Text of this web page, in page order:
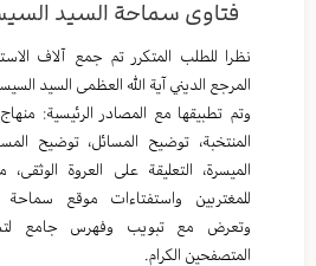
فتاوى سماحة السيد
نظرا للطلب المتكرر تم جمع آلاف
المرجع الديني آية الله العظمى السيد
وتم تطبيقها مع المصادر الرئيسية:
المنتخبة، توضيح المسائل، توضيح
الميسرة، التعليقة على العروة
للمغتربين واستفتاءات موقع سماحة
وتعرض مع تبويب وفهرس جامع
المتصفحين الكرام.